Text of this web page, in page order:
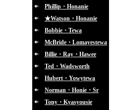
Phillip・Honanie
★Watson・Honanie
Bobbie・Tewa
McBride・Lomayestewa
Billie・Ray・Hawee
Ted・Wadsworth
Hubert・Yowytewa
Norman・Honie・Sr
Tony・Kyasyousie